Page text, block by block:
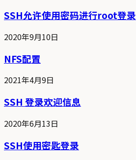
SSH允许使用密码进行root登录
2020年9月10日
NFS配置
2021年4月9日
SSH 登录欢迎信息
2020年6月13日
SSH使用密匙登录